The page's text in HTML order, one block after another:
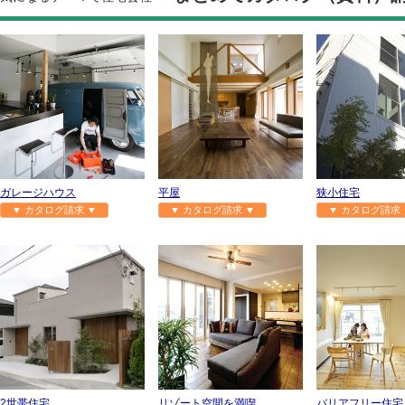
ガレージハウス
▼ カタログ請求 ▼
平屋
▼ カタログ請求 ▼
狭小住宅
▼ カタログ請